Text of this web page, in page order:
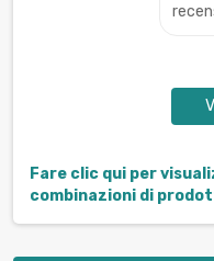
Fare clic qui per
combinazioni di